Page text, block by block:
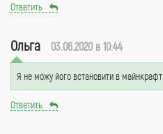
Ответить
Ольга 03.06.2020 в 10:44
Я не можу його встановити в майнкрафт
Ответить